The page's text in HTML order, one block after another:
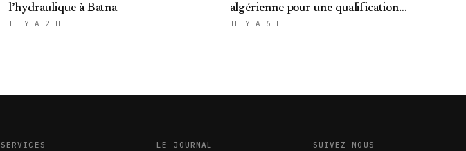
l’hydraulique à Batna
IL Y A 2 H
algérienne pour une qualification
historique au Mondial brésilien
IL Y A 6 H
SERVICES LE JOURNAL SUIVEZ-NOUS